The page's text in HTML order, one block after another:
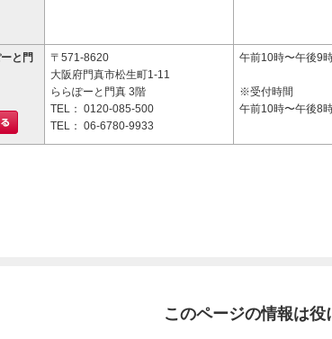
と門
〒571-8620
大阪府門真市松生町1-11
ららぽーと門真 3階
TEL： 0120-085-500
TEL： 06-6780-9933
午前10時〜午後9
※受付時間
午前10時〜午後8
このページの情報は役